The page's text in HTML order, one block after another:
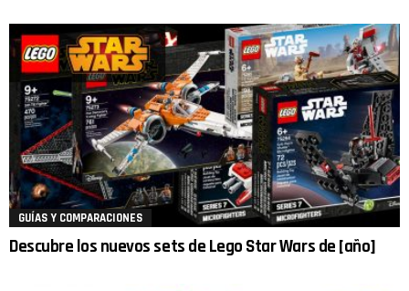
GUÍAS Y COMPARACIONES
Descubre los nuevos sets de Lego Star Wars de [año]